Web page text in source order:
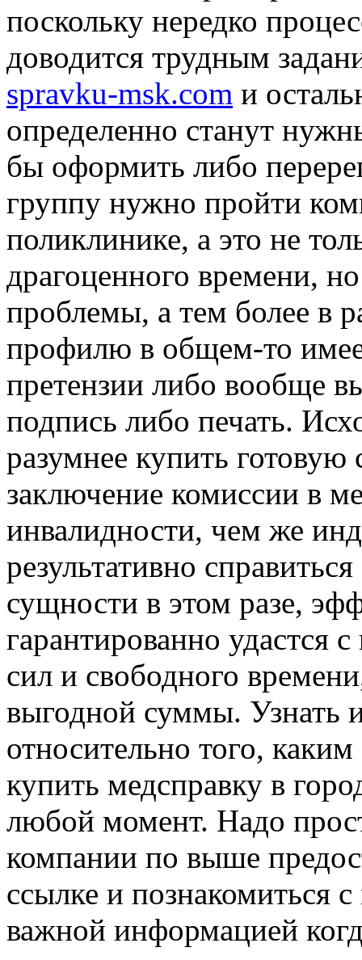
поскольку нередко
доводится трудным
spravku-msk.com и
определенно станут
бы оформить либо
группу нужно пройти
поликлинике, а это не
драгоценного времени,
проблемы, а тем более в
профилю в общем-то
претензии либо вообще
подпись либо печать.
разумнее купить
заключение комиссии в
инвалидности, чем же
результативно
сущности в этом разе,
гарантированно удастся
сил и свободного
выгодной суммы.
относительно того,
купить медсправку в
любой момент. Надо
компании по выше
ссылке и познакомиться
важной информацией